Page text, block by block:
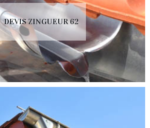
DEVIS ZINGUEUR 62